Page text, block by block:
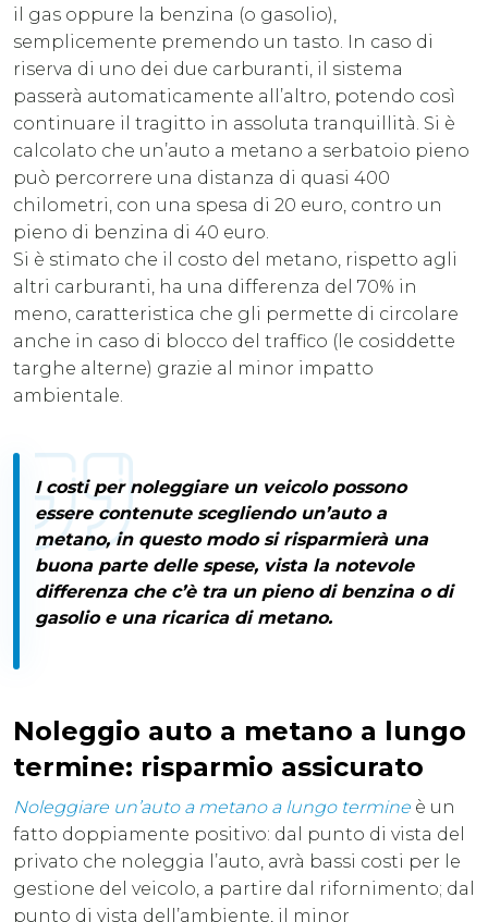
il gas oppure la benzina (o gasolio),
semplicemente premendo un tasto. In caso di
riserva di uno dei due carburanti, il sistema
passerà automaticamente all’altro, potendo così
continuare il tragitto in assoluta tranquillità. Si è
calcolato che un’auto a metano a serbatoio pieno
può percorrere una distanza di quasi 400
chilometri, con una spesa di 20 euro, contro un
pieno di benzina di 40 euro.
Si è stimato che il costo del metano, rispetto agli
altri carburanti, ha una differenza del 70% in
meno, caratteristica che gli permette di circolare
anche in caso di blocco del traffico (le cosiddette
targhe alterne) grazie al minor impatto
ambientale.
I costi per noleggiare un veicolo possono
essere contenute scegliendo un’auto a
metano, in questo modo si risparmierà una
buona parte delle spese, vista la notevole
differenza che c’è tra un pieno di benzina o di
gasolio e una ricarica di metano.
Noleggio auto a metano a lungo
termine: risparmio assicurato
Noleggiare un’auto a metano a lungo termine è un
fatto doppiamente positivo: dal punto di vista del
privato che noleggia l’auto, avrà bassi costi per le
gestione del veicolo, a partire dal rifornimento; dal
punto di vista dell’ambiente, il minor